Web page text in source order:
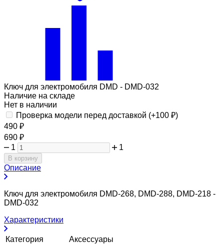
Ключ для электромобиля DMD - DMD-032
Наличие на складе
Нет в наличии
Проверка модели перед доставкой (+100 ₽)
490 ₽
690 ₽
1
1
В корзину
Описание
Ключ для электромобиля DMD-268, DMD-288, DMD-218 -
DMD-032
Характеристики
Категория
Аксессуары